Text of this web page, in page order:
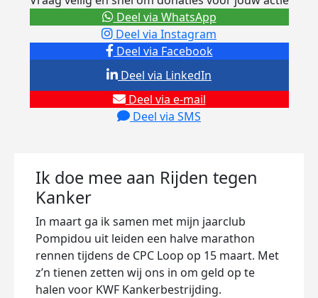
Deel via Facebook
Deel via Instagram
Deel via e-mail
Deel via SMS
Deel via LinkedIn
Deel via WhatsApp
Ik doe mee aan Rijden tegen
Kanker
In maart ga ik samen met mijn jaarclub
Pompidou uit leiden een halve marathon
rennen tijdens de CPC Loop op 15 maart. Met
z’n tienen zetten wij ons in om geld op te
halen voor KWF Kankerbestrijding.